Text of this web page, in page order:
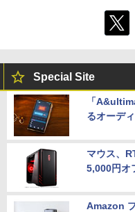
Special Site
「
るオーデ
マウス、
5,000円オ
Amazon